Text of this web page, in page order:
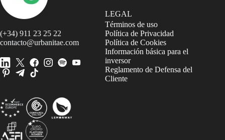
(+34) 911 23 25 22
contacto@urbanitae.com
LEGAL
Términos de uso
Política de Privacidad
Política de Cookies
Información básica para el
inversor
Reglamento de Defensa del
Cliente